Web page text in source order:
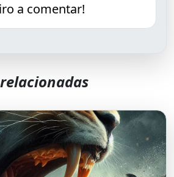
a comentar!